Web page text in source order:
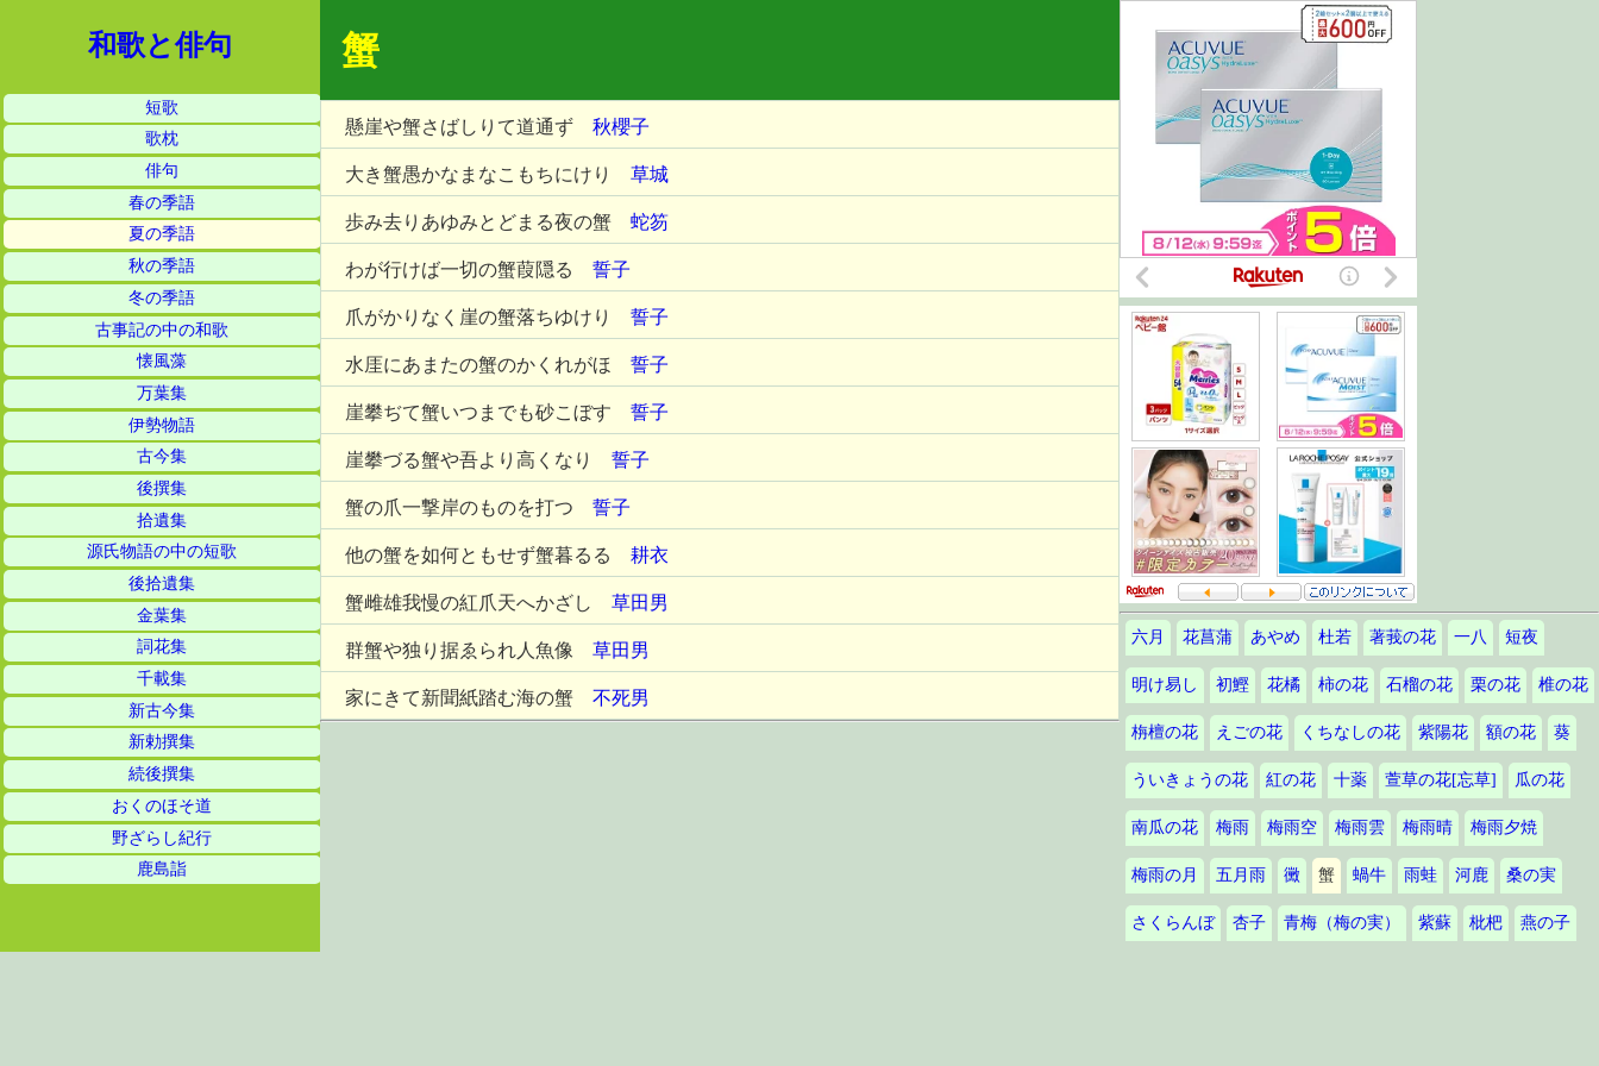
和歌と俳句
短歌
歌枕
俳句
春の季語
夏の季語
秋の季語
冬の季語
古事記の中の和歌
懐風藻
万葉集
伊勢物語
古今集
後撰集
拾遺集
源氏物語の中の短歌
後拾遺集
金葉集
詞花集
千載集
新古今集
新勅撰集
続後撰集
おくのほそ道
野ざらし紀行
鹿島詣
蟹
懸崖や蟹さばしりて道通ず 秋櫻子
大き蟹愚かなまなこもちにけり 草城
歩み去りあゆみとどまる夜の蟹 蛇笏
わが行けば一切の蟹葭隠る 誓子
爪がかりなく崖の蟹落ちゆけり 誓子
水厓にあまたの蟹のかくれがほ 誓子
崖攀ぢて蟹いつまでも砂こぼす 誓子
崖攀づる蟹や吾より高くなり 誓子
蟹の爪一撃岸のものを打つ 誓子
他の蟹を如何ともせず蟹暮るる 耕衣
蟹雌雄我慢の紅爪天へかざし 草田男
群蟹や独り据ゑられ人魚像 草田男
家にきて新聞紙踏む海の蟹 不死男
六月 花菖蒲 あやめ 杜若 著莪の花 一八 短夜
明け易し 初鰹 花橘 柿の花 石榴の花 栗の花 椎の花
栴檀の花 えごの花 くちなしの花 紫陽花 額の花 葵
ういきょうの花 紅の花 十薬 萱草の花[忘草] 瓜の花
南瓜の花 梅雨 梅雨空 梅雨雲 梅雨晴 梅雨夕焼
梅雨の月 五月雨 黴 蟹 蝸牛 雨蛙 河鹿 桑の実
さくらんぼ 杏子 青梅（梅の実） 紫蘇 枇杷 燕の子